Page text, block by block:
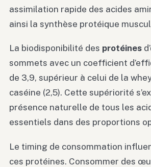
assimilation rapide des acides
ainsi la synthèse protéique
La biodisponibilité des protéines
sommets avec un coefficient
de 3,9, supérieur à celui de la
caséine (2,5). Cette supériorité
présence naturelle de tous les
essentiels dans des proportions
Le timing de consommation
ces protéines. Consommer des